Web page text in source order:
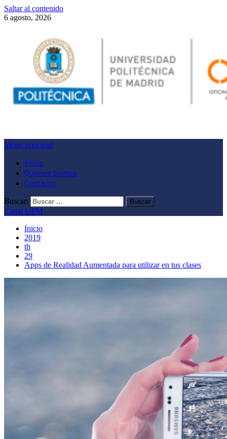
Saltar al contenido
6 agosto, 2026
Menú principal
Inicio
Quienes Somos
Contacto
Buscar:
Canal UPM
Inicio
2019
th
29
Apps de Realidad Aumentada para utilizar en tus clases